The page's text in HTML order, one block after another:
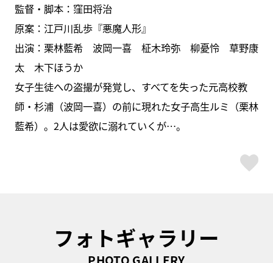
監督・脚本：窪田将治
原案：江戸川乱歩『悪魔人形』
出演：栗林藍希 波岡一喜 柾木玲弥 柳憂怜 草野康
太 木下ほうか
女子生徒への盗撮が発覚し、すべてを失った元高校教
師・杉浦（波岡一喜）の前に現れた女子高生ルミ（栗林
藍希）。2人は愛欲に溺れていくが…。
フォトギャラリー